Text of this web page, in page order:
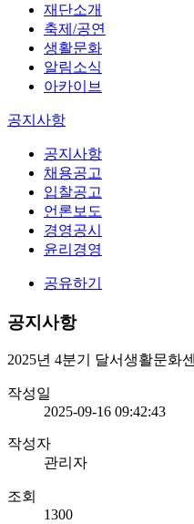
재단소개
축제/공연
생활문화
알림소식
아카이브
공지사항
공지사항
채용공고
입찰공고
언론보도
경영공시
윤리경영
공유하기
공지사항
2025년 4분기 달서생활문화
작성일
2025-09-16 09:42:43
작성자
관리자
조회
1300